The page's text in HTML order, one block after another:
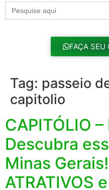
Search
for:
FAÇA SEU
Tag: passeio
capitolio
CAPITÓLIO –
Descubra
Minas
ATRATIVOS e